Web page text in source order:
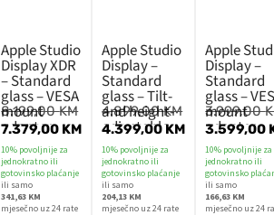
Apple Studio
Display XDR
– Standard
glass – VESA
mount
adapter
(Stand not
included)
8.199,00KM
7.379,00 KM
10% povoljnije za
jednokratno ili
gotovinsko plaćanje
ili samo
341,63 KM
mjesečno uz 24 rate
Apple Studio
Display –
Standard
glass – Tilt-
and height-
adjustable
stand
4.899,00KM
4.399,00KM
10% povoljnije za
jednokratno ili
gotovinsko plaćanje
ili samo
204,13 KM
mjesečno uz 24 rate
Apple
Display –
Standard
glass –
mount
adapter
(Stand not
included)
3.999,00
3.599,00
10% povoljnije za
jednokratno ili
gotovinsko
ili samo
166,63 KM
mjesečno uz 24